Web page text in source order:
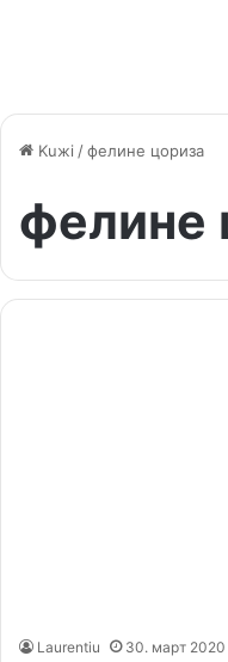
Kuжi /фелине цориза
фелине
Laurentiu 30. март 2020